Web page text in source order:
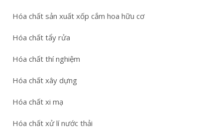
Hóa chất sản xuất xốp cắm hoa hữu cơ
Hóa chất tẩy rửa
Hóa chất thí nghiệm
Hóa chất xây dựng
Hóa chất xi mạ
Hóa chất xử lí nước thải